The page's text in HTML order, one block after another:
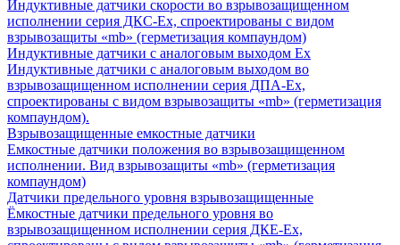
Индуктивные датчики скорости во взрывозащищенном
исполнении серия ДКС-Ех, спроектированы с видом
взрывозащиты «mb» (герметизация компаундом)
Индуктивные датчики с аналоговым выходом Ех
Индуктивные датчики с аналоговым выходом во
взрывозащищенном исполнении серия ДПА-Ех,
спроектированы с видом взрывозащиты «mb» (герметизация
компаундом).
Взрывозащищенные емкостные датчики
Емкостные датчики положения во взрывозащищенном
исполнении. Вид взрывозащиты «mb» (герметизация
компаундом)
Датчики предельного уровня взрывозащищенные
Ёмкостные датчики предельного уровня во
взрывозащищенном исполнении серия ДКЕ-Ех,